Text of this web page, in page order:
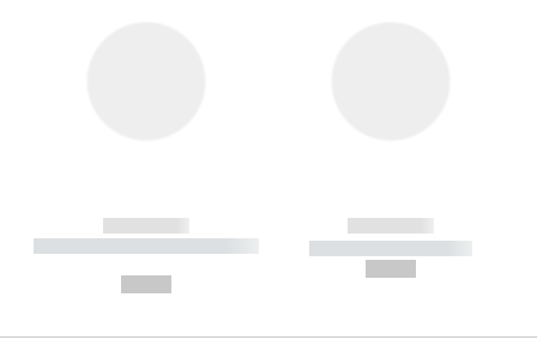
------------
----------- ----------- --------
------------
----------- -----------